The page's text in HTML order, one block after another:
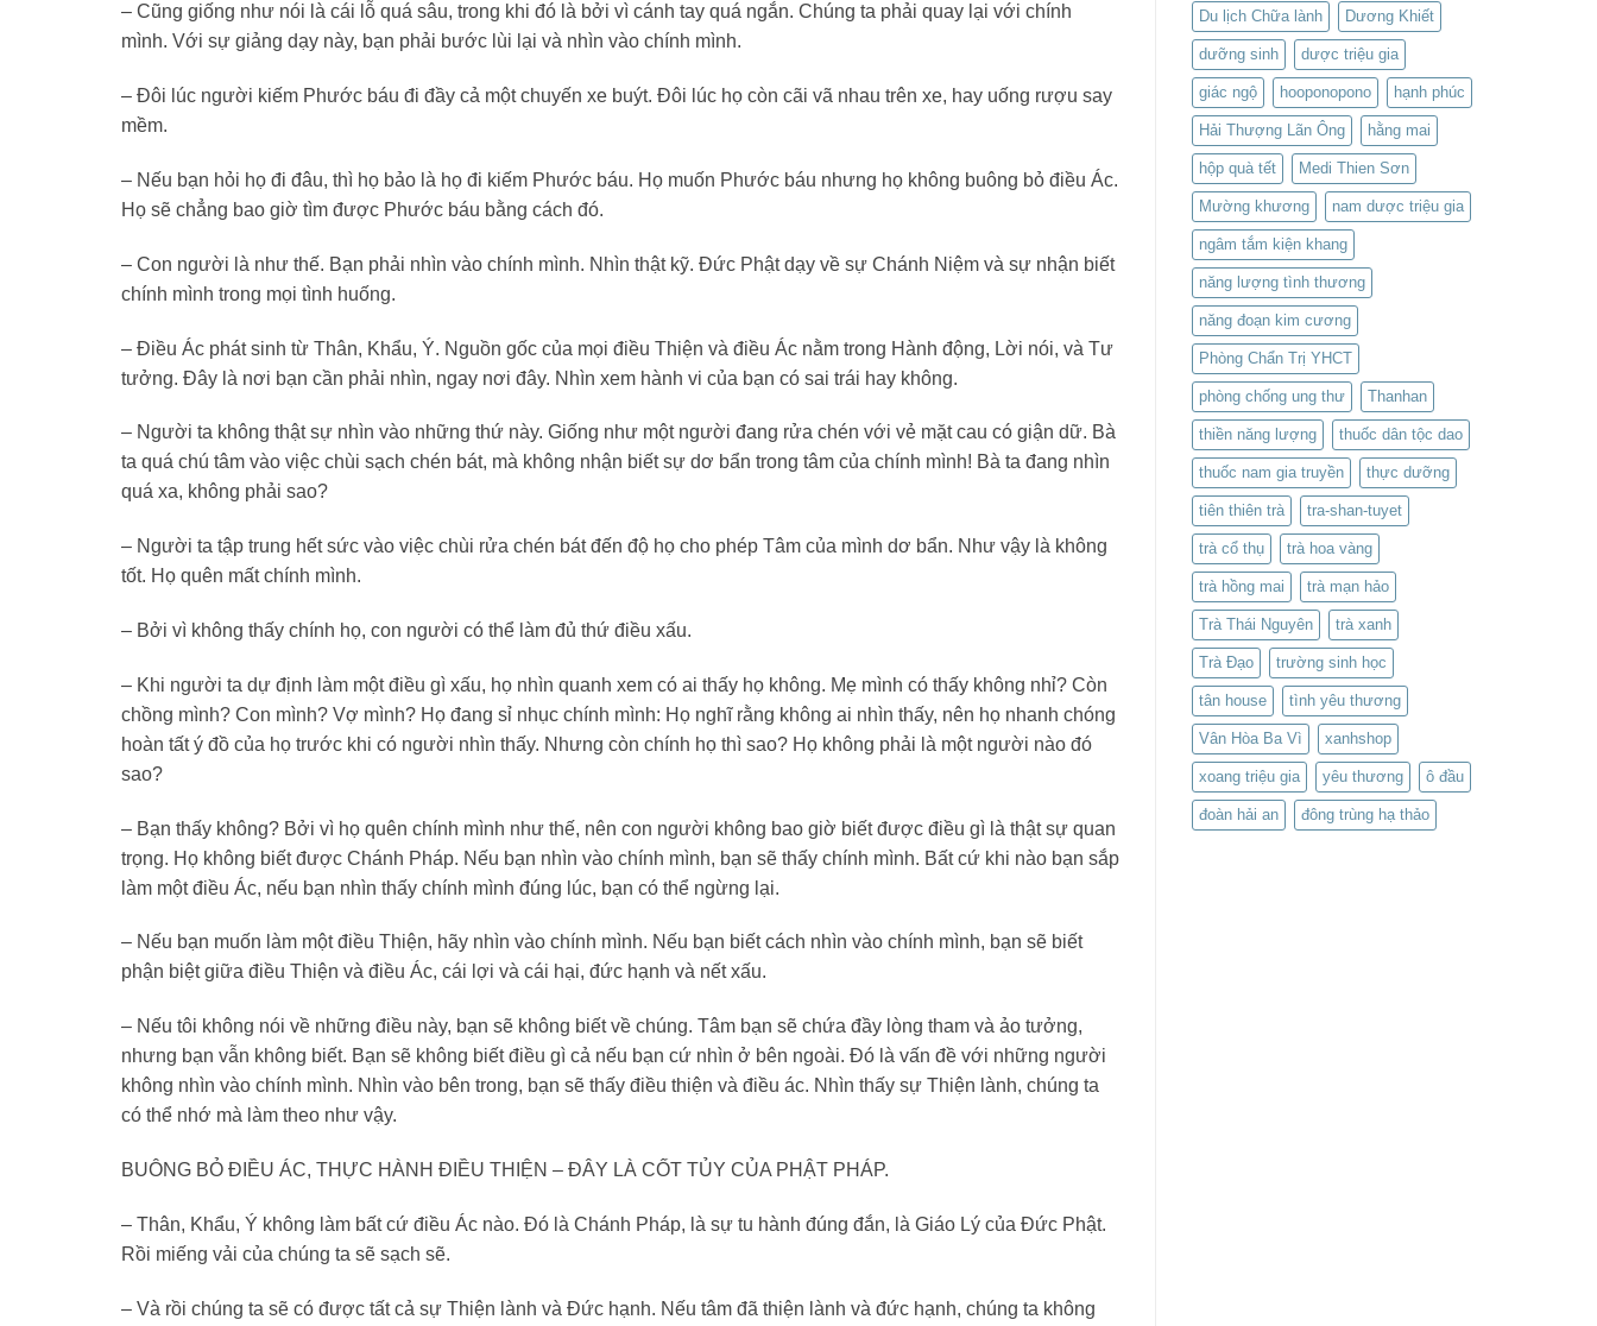
– Cũng giống như nói là cái lỗ quá sâu, trong khi đó là bởi vì cánh tay quá ngắn. Chúng ta phải quay lại với chính
mình. Với sự giảng dạy này, bạn phải bước lùi lại và nhìn vào chính mình.
– Đôi lúc người kiếm Phước báu đi đầy cả một chuyến xe buýt. Đôi lúc họ còn cãi vã nhau trên xe, hay uống rượu say
mềm.
– Nếu bạn hỏi họ đi đâu, thì họ bảo là họ đi kiếm Phước báu. Họ muốn Phước báu nhưng họ không buông bỏ điều Ác.
Họ sẽ chẳng bao giờ tìm được Phước báu bằng cách đó.
– Con người là như thế. Bạn phải nhìn vào chính mình. Nhìn thật kỹ. Đức Phật dạy về sự Chánh Niệm và sự nhận biết
chính mình trong mọi tình huống.
– Điều Ác phát sinh từ Thân, Khẩu, Ý. Nguồn gốc của mọi điều Thiện và điều Ác nằm trong Hành động, Lời nói, và Tư
tưởng. Đây là nơi bạn cần phải nhìn, ngay nơi đây. Nhìn xem hành vi của bạn có sai trái hay không.
– Người ta không thật sự nhìn vào những thứ này. Giống như một người đang rửa chén với vẻ mặt cau có giận dữ. Bà
ta quá chú tâm vào việc chùi sạch chén bát, mà không nhận biết sự dơ bẩn trong tâm của chính mình! Bà ta đang nhìn
quá xa, không phải sao?
– Người ta tập trung hết sức vào việc chùi rửa chén bát đến độ họ cho phép Tâm của mình dơ bẩn. Như vậy là không
tốt. Họ quên mất chính mình.
– Bởi vì không thấy chính họ, con người có thể làm đủ thứ điều xấu.
– Khi người ta dự định làm một điều gì xấu, họ nhìn quanh xem có ai thấy họ không. Mẹ mình có thấy không nhỉ? Còn
chồng mình? Con mình? Vợ mình? Họ đang sỉ nhục chính mình: Họ nghĩ rằng không ai nhìn thấy, nên họ nhanh chóng
hoàn tất ý đồ của họ trước khi có người nhìn thấy. Nhưng còn chính họ thì sao? Họ không phải là một người nào đó
sao?
– Bạn thấy không? Bởi vì họ quên chính mình như thế, nên con người không bao giờ biết được điều gì là thật sự quan
trọng. Họ không biết được Chánh Pháp. Nếu bạn nhìn vào chính mình, bạn sẽ thấy chính mình. Bất cứ khi nào bạn sắp
làm một điều Ác, nếu bạn nhìn thấy chính mình đúng lúc, bạn có thể ngừng lại.
– Nếu bạn muốn làm một điều Thiện, hãy nhìn vào chính mình. Nếu bạn biết cách nhìn vào chính mình, bạn sẽ biết
phận biệt giữa điều Thiện và điều Ác, cái lợi và cái hại, đức hạnh và nết xấu.
– Nếu tôi không nói về những điều này, bạn sẽ không biết về chúng. Tâm bạn sẽ chứa đầy lòng tham và ảo tưởng,
nhưng bạn vẫn không biết. Bạn sẽ không biết điều gì cả nếu bạn cứ nhìn ở bên ngoài. Đó là vấn đề với những người
không nhìn vào chính mình. Nhìn vào bên trong, bạn sẽ thấy điều thiện và điều ác. Nhìn thấy sự Thiện lành, chúng ta
có thể nhớ mà làm theo như vậy.
BUÔNG BỎ ĐIỀU ÁC, THỰC HÀNH ĐIỀU THIỆN – ĐÂY LÀ CỐT TỦY CỦA PHẬT PHÁP.
– Thân, Khẩu, Ý không làm bất cứ điều Ác nào. Đó là Chánh Pháp, là sự tu hành đúng đắn, là Giáo Lý của Đức Phật.
Rồi miếng vải của chúng ta sẽ sạch sẽ.
– Và rồi chúng ta sẽ có được tất cả sự Thiện lành và Đức hạnh. Nếu tâm đã thiện lành và đức hạnh, chúng ta không
Du lịch Chữa lành Dương Khiết
dưỡng sinh dược triệu gia
giác ngộ hooponopono hạnh phúc
Hải Thượng Lãn Ông hằng mai
hộp quà tết Medi Thien Sơn
Mường khương nam dược triệu gia
ngâm tắm kiện khang
năng lượng tình thương
năng đoạn kim cương
Phòng Chẩn Trị YHCT
phòng chống ung thư Thanhan
thiền năng lượng thuốc dân tộc dao
thuốc nam gia truyền thực dưỡng
tiên thiên trà tra-shan-tuyet
trà cổ thụ trà hoa vàng
trà hồng mai trà mạn hảo
Trà Thái Nguyên trà xanh
Trà Đạo trường sinh học
tân house tình yêu thương
Vân Hòa Ba Vì xanhshop
xoang triệu gia yêu thương ô đầu
đoàn hải an đông trùng hạ thảo